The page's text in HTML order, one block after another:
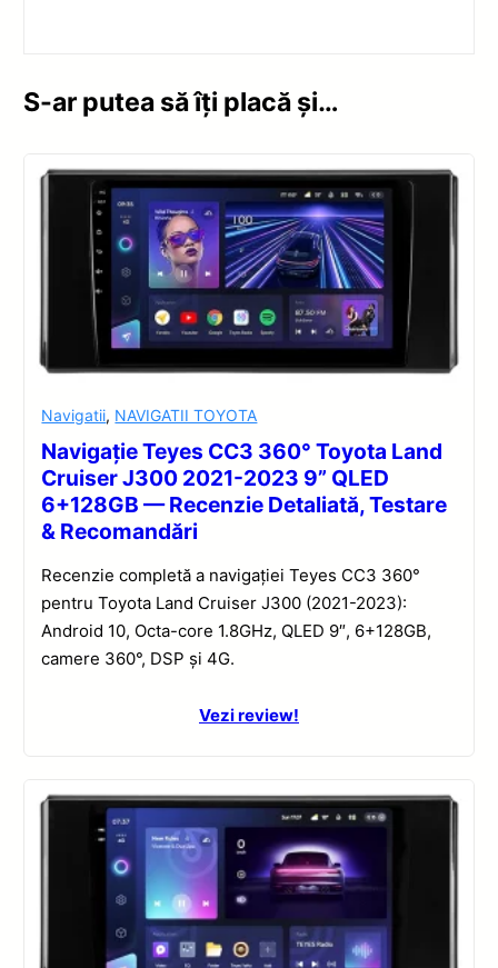
S-ar putea să îți placă și…
Navigatii, NAVIGATII TOYOTA
Navigație Teyes CC3 360° Toyota Land
Cruiser J300 2021-2023 9” QLED
6+128GB — Recenzie Detaliată, Testare
& Recomandări
Recenzie completă a navigației Teyes CC3 360°
pentru Toyota Land Cruiser J300 (2021-2023):
Android 10, Octa-core 1.8GHz, QLED 9″, 6+128GB,
camere 360°, DSP și 4G.
Vezi review!